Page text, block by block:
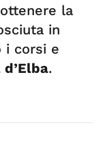
la
in
i corsi e
.